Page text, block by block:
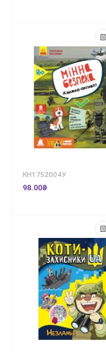
КН1752004У
98.00₴